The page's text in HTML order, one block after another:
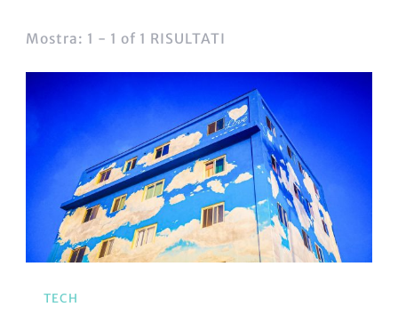
Mostra: 1 - 1 of 1 RISULTATI
TECH